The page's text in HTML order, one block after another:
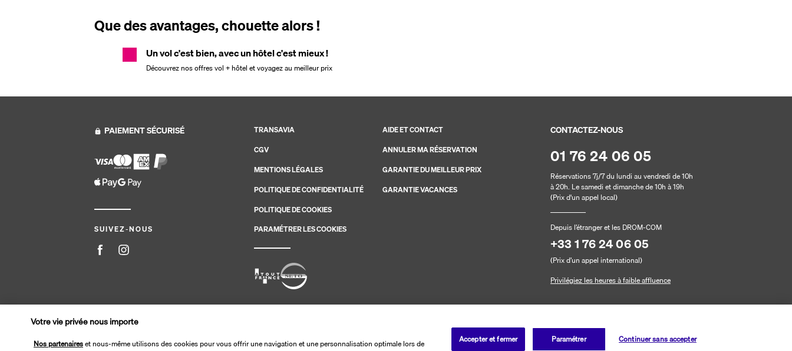
Que des avantages, chouette alors !
Un vol c'est bien, avec un hôtel c'est mieux !
Découvrez nos offres vol + hôtel et voyagez au meilleur prix
PAIEMENT SÉCURISÉ
SUIVEZ-NOUS
CONTACTEZ-NOUS
01 76 24 06 05
Réservations 7j/7 du lundi au vendredi de 10h
à 20h. Le samedi et dimanche de 10h à 19h
(Prix d'un appel local)
Depuis l’étranger et les DROM-COM
+33 1 76 24 06 05
(Prix d’un appel international)
Privilégiez les heures à faible affluence
TRANSAVIA
CGV
MENTIONS LÉGALES
POLITIQUE DE CONFIDENTIALITÉ
POLITIQUE DE COOKIES
PARAMÉTRER LES COOKIES
AIDE ET CONTACT
ANNULER MA RÉSERVATION
GARANTIE DU MEILLEUR PRIX
GARANTIE VACANCES
Site édité par PerfectStay.com en partenariat avec Transavia. Les ventes sont réalisées par PerfectStay.com
Votre vie privée nous importe
Nos partenaireset nous-même utilisons des cookies pour vous offrir une navigation et une personnalisation optimale lors de
Paramétrer Continuer sans accepter
Accepter et fermer